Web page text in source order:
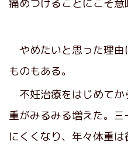
痛めつけることにこそ意
やめたいと思った理由
ものもある。
不妊治療をはじめてか
重がみるみる増えた。
にくくなり、年々体重